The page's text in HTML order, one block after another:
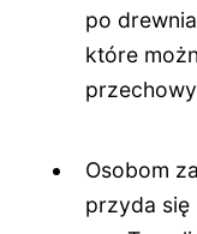
po
które
Osobom
przyda się